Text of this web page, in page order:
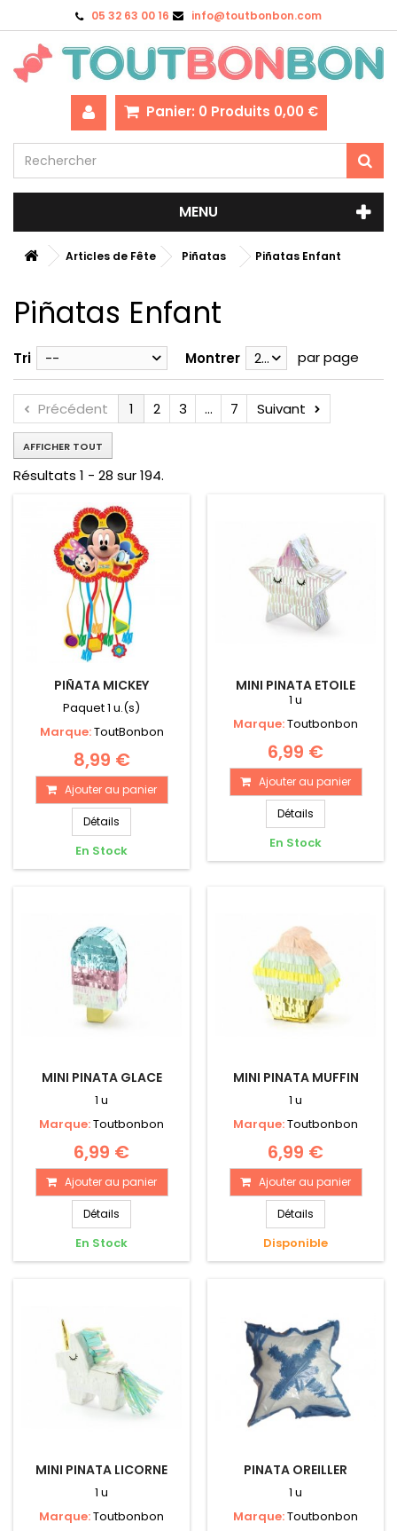
05 32 63 00 16 info@toutbonbon.com
Panier: 0 Produits 0,00 €
MENU
Articles de Fête Piñatas Piñatas Enfant
Piñatas Enfant
Tri -- Montrer 28 par page
Précédent 1 2 3 ... 7 Suivant
AFFICHER TOUT
Résultats 1 - 28 sur 194.
PIÑATA MICKEY
Paquet 1 u.(s)
Marque:ToutBonbon
8,99 €
Ajouter au panier
Détails
En Stock
MINI PINATA ETOILE
1 u
Marque:Toutbonbon
6,99 €
Ajouter au panier
Détails
En Stock
MINI PINATA GLACE
1 u
Marque:Toutbonbon
6,99 €
Ajouter au panier
Détails
En Stock
MINI PINATA MUFFIN
1 u
Marque:Toutbonbon
6,99 €
Ajouter au panier
Détails
Disponible
MINI PINATA LICORNE
1 u
Marque:Toutbonbon
PINATA OREILLER
1 u
Marque:Toutbonbon